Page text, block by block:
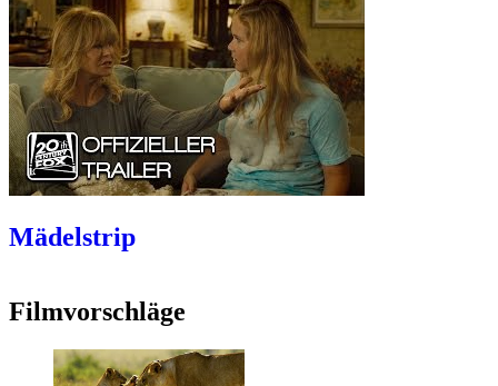
Mädelstrip
Filmvorschläge